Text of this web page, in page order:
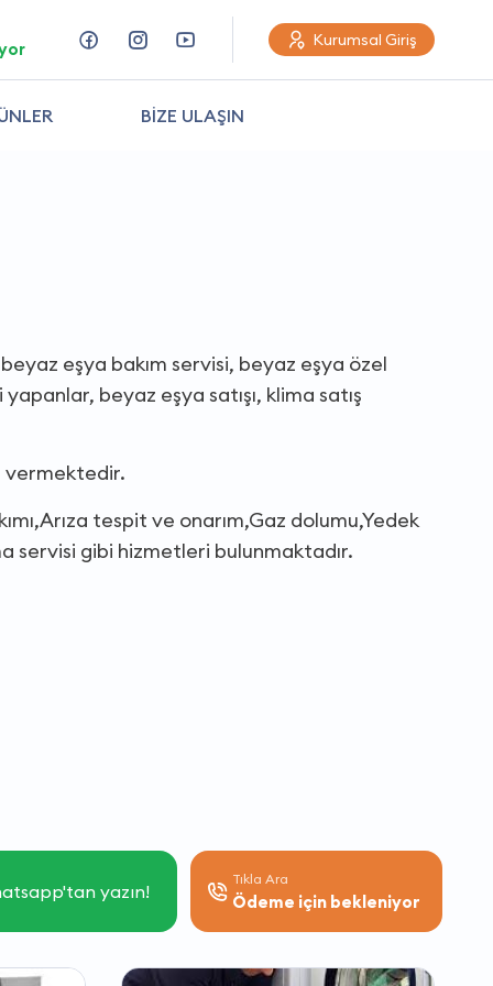
Kurumsal Giriş
BİZE ULAŞIN
eşya bakım servisi, beyaz eşya özel
beyaz eşya satışı, klima satış
vermektedir.
tespit ve onarım,Gaz dolumu,Yedek
servisi gibi hizmetleri bulunmaktadır.
yazın!
Tıkla Ara
Ödeme için bekleniyor